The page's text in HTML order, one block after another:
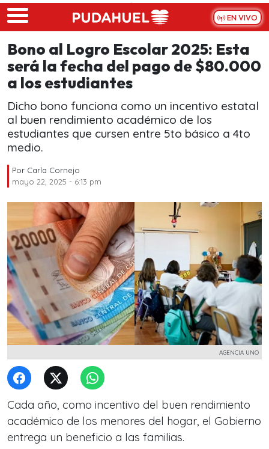
Skip to main content
EN VIVO
Bono al Logro Escolar 2025: Esta
será la fecha del pago de $80.000
a los estudiantes
Dicho bono funciona como un incentivo estatal
al buen rendimiento académico de los
estudiantes que cursen entre 5to básico a 4to
medio.
Por Carla Cornejo
mayo 22, 2025 - 6:13 pm
AGENCIA UNO
Cada año, como incentivo del buen rendimiento
académico de los menores del hogar, el Gobierno
entrega un beneficio a las familias.